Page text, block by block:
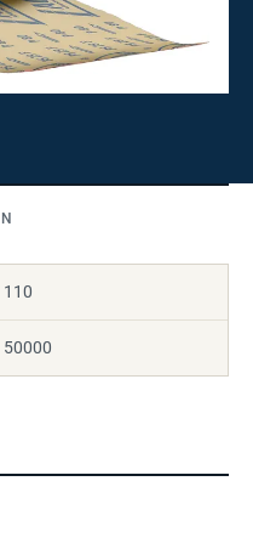
110
50000